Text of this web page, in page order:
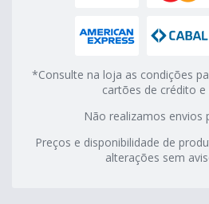
*Consulte na loja as condições
cartões de crédito
Não realizamos envios
Preços e disponibilidade de
alterações sem